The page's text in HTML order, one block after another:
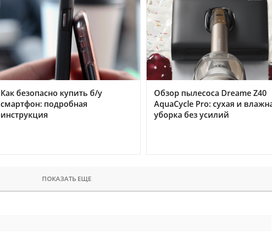
Как безопасно купить б/у
смартфон: подробная
инструкция
Обзор пылесоса Dreame Z40
AquaCycle Pro: сухая и
уборка без усилий
ПОКАЗАТЬ ЕЩЕ